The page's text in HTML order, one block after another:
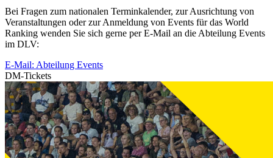
Bei Fragen zum nationalen Terminkalender, zur Ausrichtung von
Veranstaltungen oder zur Anmeldung von Events für das World
Ranking wenden Sie sich gerne per E-Mail an die Abteilung Events
im DLV:
E-Mail: Abteilung Events
DM-Tickets